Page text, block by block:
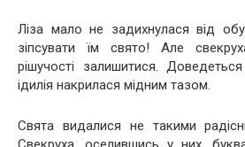
Ліза мало не задихнулася від
зіпсувати їм свято! Але
рішучості залишитися.
ідилія накрилася мідним тазом.
Свята видалися не такими